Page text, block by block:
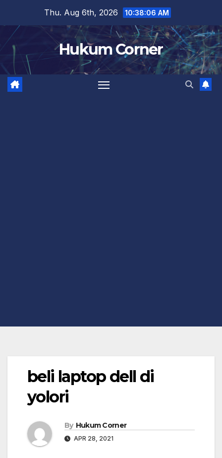
content
Thu. Aug 6th, 2026 10:38:06 AM
Hukum Corner
beli laptop dell di
yolori
By Hukum Corner
APR 28, 2021